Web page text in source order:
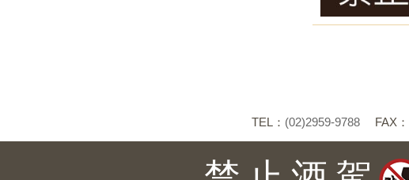
TEL： (02)2959-9788 FAX：